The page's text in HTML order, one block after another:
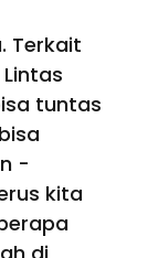
Terkait
tuntas
-
kita